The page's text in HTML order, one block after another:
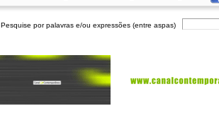
Pesquise por palavras e/ou expressões (entre aspas)